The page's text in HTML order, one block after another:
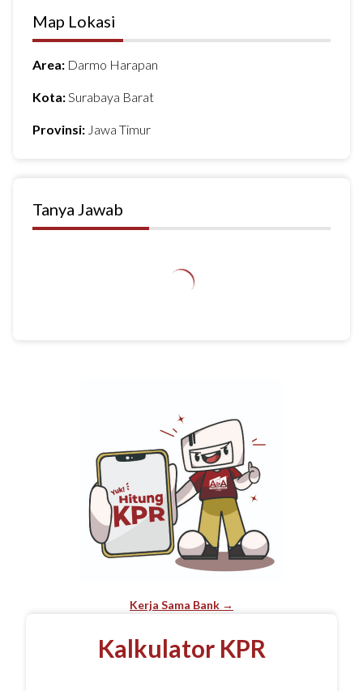
Kerja Sama Bank →
Kalkulator KPR
Map Lokasi
Area: Darmo Harapan
Kota:Surabaya Barat
Provinsi: Jawa Timur
Tanya Jawab